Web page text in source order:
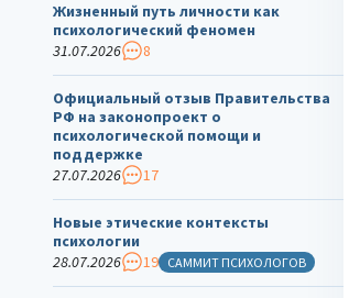
Жизненный путь личности как
психологический феномен
31.07.2026
8
Официальный отзыв Правительства
РФ на законопроект о
психологической помощи и
поддержке
27.07.2026
17
Новые этические контексты
психологии
28.07.2026
19 САММИТ ПСИХОЛОГОВ